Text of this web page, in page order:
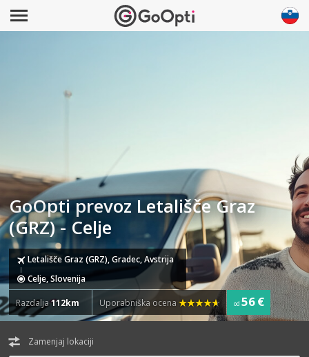
GoOpti prevoz Letališče Graz
(GRZ) - Celje
Letališče Graz (GRZ), Gradec, Avstrija
Celje, Slovenija
Razdalja112km Uporabniška ocena od 56 €
Zamenjaj lokaciji